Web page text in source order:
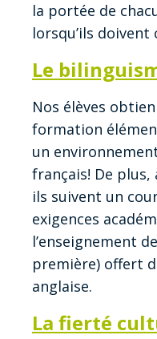
la portée de
lorsqu’ils
Le
Nos élèves
formation
un
français! De
ils suivent un
exigences
l’enseignement
première) offert
anglaise.
La fierté